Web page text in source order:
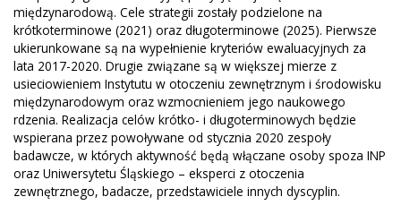
międzynarodową. Cele strategii zostały podzielone na
krótkoterminowe (2021) oraz długoterminowe (2025). Pierwsze
ukierunkowane są na wypełnienie kryteriów ewaluacyjnych za
lata 2017-2020. Drugie związane są w większej mierze z
usieciowieniem Instytutu w otoczeniu zewnętrznym i środowisku
międzynarodowym oraz wzmocnieniem jego naukowego
rdzenia. Realizacja celów krótko- i długoterminowych będzie
wspierana przez powoływane od stycznia 2020 zespoły
badawcze, w których aktywność będą włączane osoby spoza INP
oraz Uniwersytetu Śląskiego – eksperci z otoczenia
zewnętrznego, badacze, przedstawiciele innych dyscyplin.